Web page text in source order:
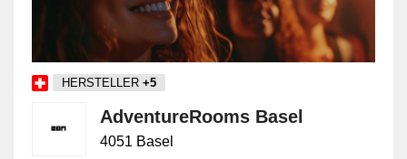
Nutzung ausgelegt. Sportcenter konzentrieren sich auf
aktive Bewegung, Training und sportbezogene
Infrastruktur. Wellnessanlagen richten sich auf
Entspannung, Regeneration und Aufenthaltsqualität
HERSTELLER +5
AdventureRooms Basel
4051 Basel